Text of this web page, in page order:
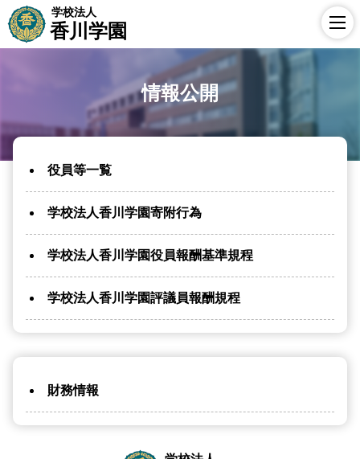
学校法人
香川学園
情報公開
役員等一覧
学校法人香川学園寄附行為
学校法人香川学園役員報酬基準規程
学校法人香川学園評議員報酬規程
財務情報